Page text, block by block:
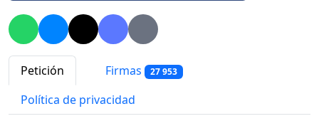
Petición Firmas 27 953
Política de privacidad